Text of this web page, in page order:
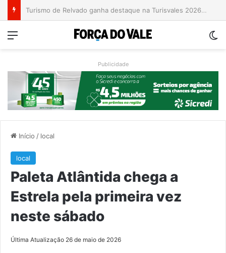
Grave acidente entre caminhões é registrado no Morro da Gabiroba
Menu
Publicidade
Início / local
local
Paleta Atlântida chega a
Estrela pela primeira vez
neste sábado
Última Atualização 26 de maio de 2026